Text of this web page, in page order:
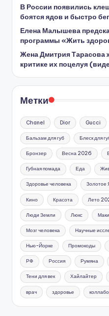
В России появились
боятся ядов и быстро
Елена Малышева
программы «Жить
Жена Дмитрия Тарасова
критике их поцелуя
Метки
Chanel Dior Gucci
Бальзам для губ Блеск для
Бронзер Весна 2026
Губная помада Еда
Здоровье человека Золотое
Кино Красота Лето
Люди Земли Люкс
Мозг человека Научные
Нью-Йорке Промокоды
РФ Россия Румяна
Тени для век Хайлайтер
врач здоровье